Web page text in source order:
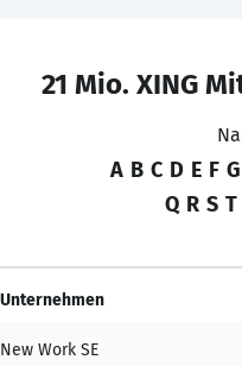
21 Mio. XING
A B C D E F G
Q R S T
Unternehmen
New Work SE